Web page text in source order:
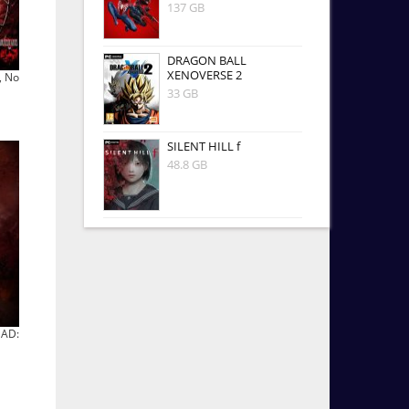
No
137 GB
DRAGON BALL
XENOVERSE 2
33 GB
SILENT HILL f
48.8 GB